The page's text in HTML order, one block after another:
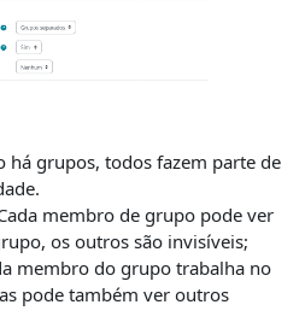
há grupos, todos fazem parte de
membro de grupo pode ver
os outros são invisíveis;
membro do grupo trabalha no
pode também ver outros